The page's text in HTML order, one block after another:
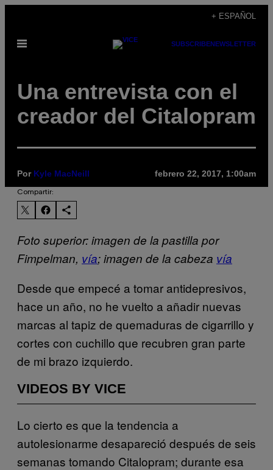
contenido
+ ESPAÑOL
Abrir
SUBSCRIBENEWSLETTER
Una entrevista con el
creador del Citalopram
Por Kyle MacNeill febrero 22, 2017, 1:00am
Compartir:
Foto superior: imagen de la pastilla por
Fimpelman, vía; imagen de la cabeza vía
Desde que empecé a tomar antidepresivos,
hace un año, no he vuelto a añadir nuevas
marcas al tapiz de quemaduras de cigarrillo y
cortes con cuchillo que recubren gran parte
de mi brazo izquierdo.
VIDEOS BY VICE
Lo cierto es que la tendencia a
autolesionarme desapareció después de seis
semanas tomando Citalopram; durante esa